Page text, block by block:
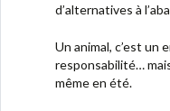
d’alternatives à
Un animal, c’est un
responsabilité…
même en été.